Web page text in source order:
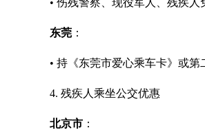
东莞：
• 持《东莞市爱心乘车卡》或
4. 残疾人乘坐公交优惠
北京市 ：